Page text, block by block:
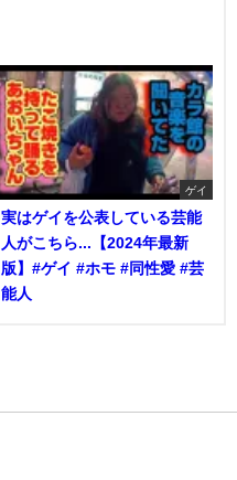
ゲイ
実はゲイを公表している芸能
人がこちら...【2024年最新
版】#ゲイ #ホモ #同性愛 #芸
能人